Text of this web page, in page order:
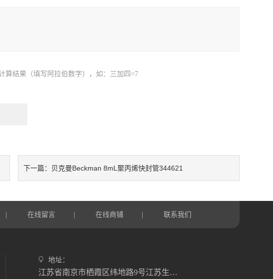
算结果（填写阿拉伯数字），如：三加四=7
下一篇： 贝克曼Beckman 8mL聚丙烯快封管344621
在线留言 在线商铺 联系我们
地址：
江苏省南京市栖霞区纬地路9号江苏生命科技创新园B3幢